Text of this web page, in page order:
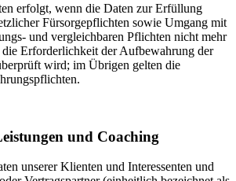
erfolgt, wenn die Daten zur Erfüllung
Fürsorgepflichten sowie Umgang mit
und vergleichbaren Pflichten nicht mehr
Erforderlichkeit der Aufbewahrung der
wird; im Übrigen gelten die
und Coaching
unserer Klienten und Interessenten und